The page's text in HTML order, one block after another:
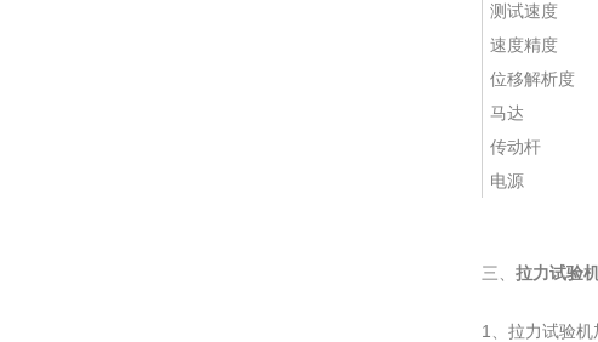
测试速度
速度精度
位移解析度
马达
传动杆
电源
三、 拉力试验
1、拉力试验机